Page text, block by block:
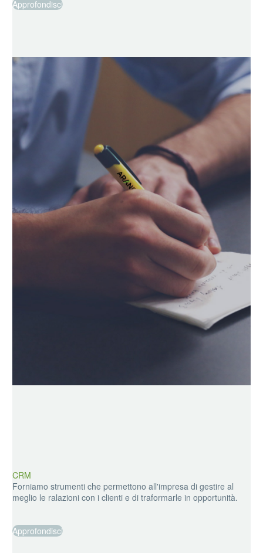
Approfondisci
CRM
Forniamo strumenti che permettono all'impresa di gestire al
meglio le ralazioni con i clienti e di traformarle in opportunità.
Approfondisci